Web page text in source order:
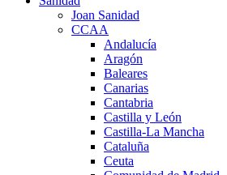
Joan Sanidad
CCAA
Andalucía
Aragón
Baleares
Canarias
Cantabria
Castilla y León
Castilla-La Mancha
Cataluña
Ceuta